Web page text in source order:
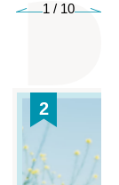
1 / 10
2